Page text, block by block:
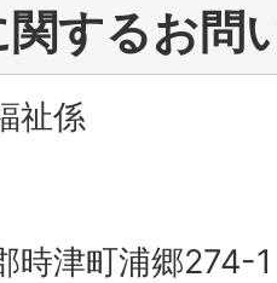
するお問
祉係
時津町浦郷274-1